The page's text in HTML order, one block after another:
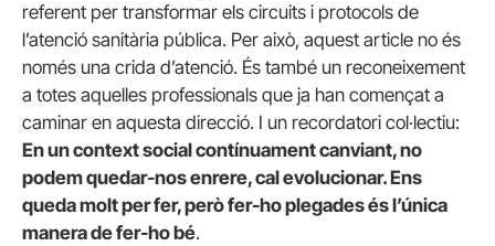
referent per transformar els circuits i protocols de
l’atenció sanitària pública. Per això, aquest article no és
només una crida d’atenció. És també un reconeixement
a totes aquelles professionals que ja han començat a
caminar en aquesta direcció. I un recordatori col·lectiu:
En un context social contínuament canviant, no
podem quedar-nos enrere, cal evolucionar. Ens
queda molt per fer, però fer-ho plegades és l’única
manera de fer-ho bé.